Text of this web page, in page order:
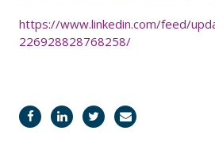
https://www.linkedin.com/feed/
226928828768258/